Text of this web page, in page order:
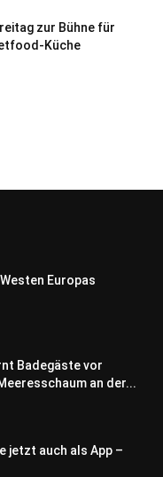
zur Bühne für
Küche
Europas
Badegäste vor
an der...
jetzt auch als App –